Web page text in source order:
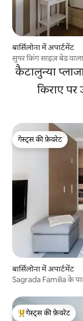
बार्सिलोना में अपार्टमेंट
सुपर किंग साइज़ बेड
कैटालुन्या
किराए
गेस्ट्स की फ़ेवरेट
गेस्ट्स की फ़ेवरेट
बार्सिलोना में अपार्टमेंट
Sagrada Familia के
गेस्ट्स का टॉप फ़ेवरेट
गेस्ट्स की फ़ेवरेट